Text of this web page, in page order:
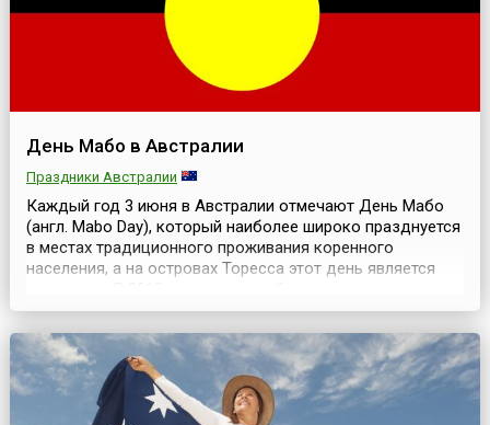
День Мабо в Австралии
Праздники Австралии
Каждый год 3 июня в Австралии отмечают День Мабо
(англ. Mabo Day), который наиболее широко празднуется
в местах традиционного проживания коренного
населения, а на островах Торесса этот день является
кампания, цель которой — добиться присвоения
празднику статуса общенационального.По мнению
ученых, к моменту прибытия Первого флота (1788),
коренные нар...